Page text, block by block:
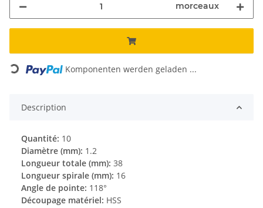
morceaux
Loading... Komponenten werden geladen ...
Description
Quantité: 10
Diamètre (mm): 1.2
Longueur totale (mm): 38
Longueur spirale (mm): 16
Angle de pointe: 118°
Découpage matériel: HSS